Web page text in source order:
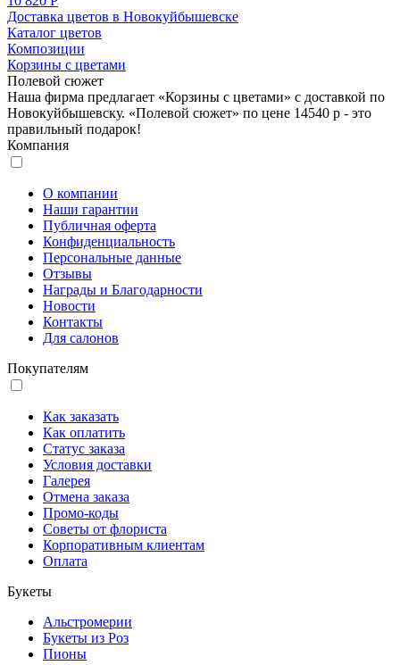
Доставка цветов в Новокуйбышевске
Каталог цветов
Композиции
Корзины с цветами
Полевой сюжет
Наша фирма предлагает «Корзины с цветами» с доставкой по
Новокуйбышевску. «Полевой сюжет» по цене 14540 р - это
правильный подарок!
Компания
О компании
Наши гарантии
Публичная оферта
Конфиденциальность
Персональные данные
Отзывы
Награды и Благодарности
Новости
Контакты
Для салонов
Покупателям
Как заказать
Как оплатить
Статус заказа
Условия доставки
Галерея
Отмена заказа
Промо-коды
Советы от флориста
Корпоративным клиентам
Оплата
Букеты
Альстромерии
Букеты из Роз
Пионы